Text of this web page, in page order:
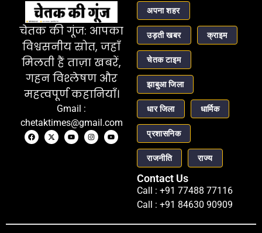
चेतक की गूंज: आपका
विश्वसनीय स्रोत, जहाँ
मिलती हैं ताज़ा खबरें,
गहन विश्लेषण और
महत्वपूर्ण कहानियाँ।
Gmail :
chetaktimes@gmail.com
अपना शहर
उड़ती खबर क्राइम
चेतक टाइम
झाबुआ जिला
धार जिला धार्मिक
प्रशासनिक
राजनीति राज्य
Contact Us
Call : +91 77488 77116
Call : +91 84630 90909